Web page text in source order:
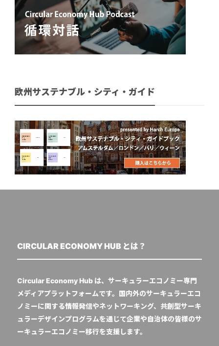
欧州サステナブル・シティ・ガイド
CIRCULAR ECONOMY HUB とは？
Circular Economy Hub は、サーキュラーエコノミー専門
メディアプラットフォームです。国内外のサーキュラーエコ
ノミーに関する情報発信やネットワーキング、共創型サーキ
ュラーデザインプログラムを通じて企業や自治体の皆様のサ
ーキュラーエコノミー移行を支援します。